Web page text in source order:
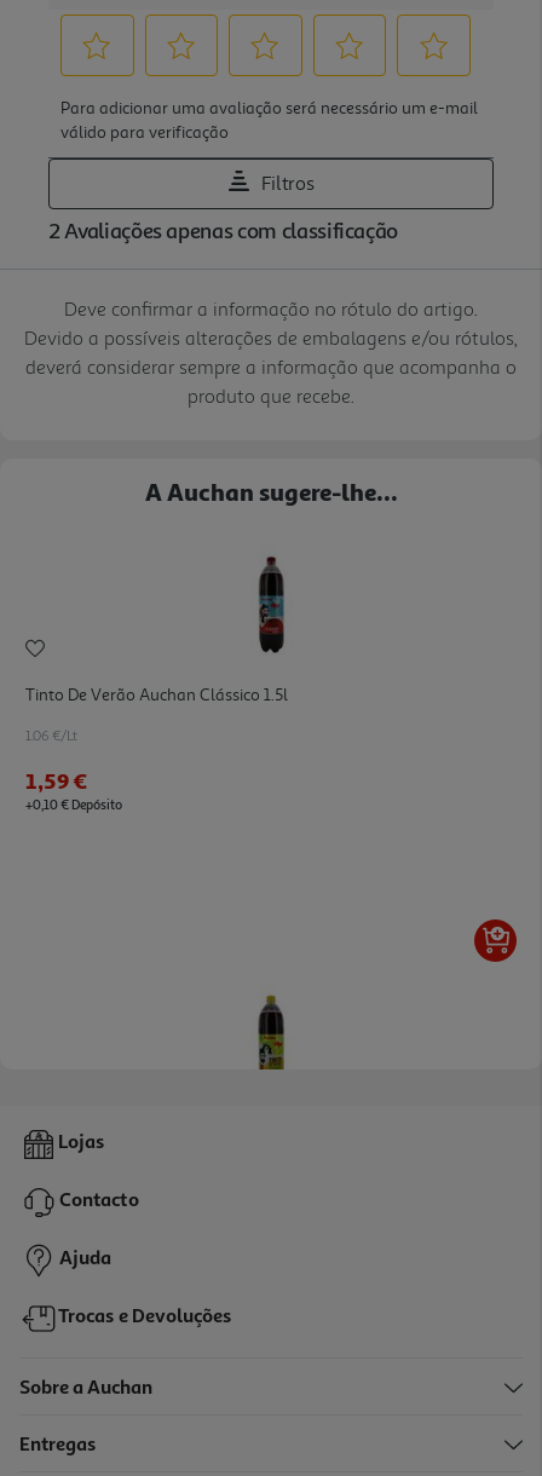
Deve confirmar a informação no rótulo do artigo.
Devido a possíveis alterações de embalagens e/ou rótulos,
deverá considerar sempre a informação que acompanha o
produto que recebe.
A Auchan sugere-lhe...
Tinto De Verão Auchan Clássico 1.5l
1.06 €/Lt
1,59 €
+0,10 € Depósito
Tinto De Verão Auchan Limão 1.5l
1,59 €
+0,10 € Depósito
Lojas
Contacto
Ajuda
Trocas e Devoluções
Sobre a Auchan
Entregas